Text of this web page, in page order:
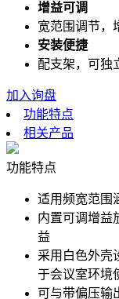
增益可调
宽范围调节，
安装便捷
配支架，可独
加入询盘
功能特点
相关产品
功能特点
适用频宽范围
内置可调增益
益
采用白色外壳
于会议室环境
可与带偏压输